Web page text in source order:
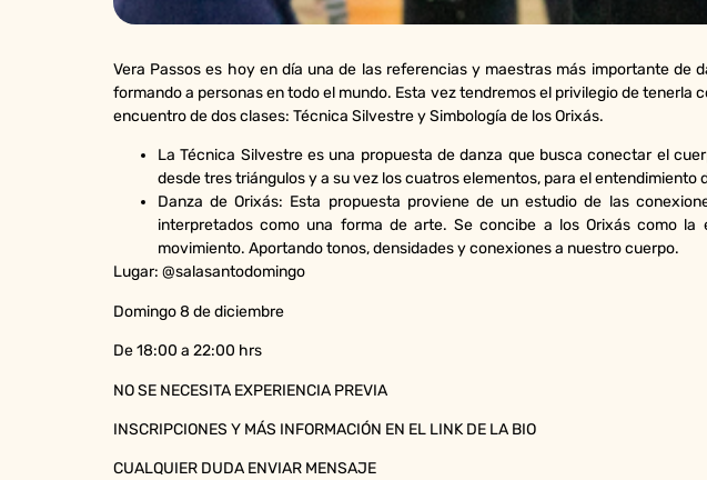
Vera Passos es hoy en día una de las referencias y maestras más importante
formando a personas en todo el mundo. Esta vez tendremos el privilegio de tenerla
encuentro de dos clases: Técnica Silvestre y Simbología de los Orixás.
La Técnica Silvestre es una propuesta de danza que busca conectar el
desde tres triángulos y a su vez los cuatros elementos, para el
Danza de Orixás: Esta propuesta proviene de un estudio de las
interpretados como una forma de arte. Se concibe a los Orixás como
movimiento. Aportando tonos, densidades y conexiones a nuestro cuerpo.
Lugar: @salasantodomingo
Domingo 8 de diciembre
De 18:00 a 22:00 hrs
NO SE NECESITA EXPERIENCIA PREVIA
INSCRIPCIONES Y MÁS INFORMACIÓN EN EL LINK DE LA BIO
CUALQUIER DUDA ENVIAR MENSAJE